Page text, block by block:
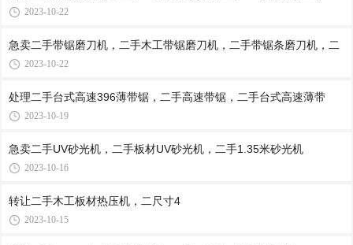
2023-10-22
急卖二手带锯磨刀机，二手木工带锯磨刀机，二手带锯条磨刀机，二
2023-10-22
处理二手台式高速396薄带锯，二手高速带锯，二手台式高速薄带
2023-10-19
急卖二手UV砂光机，二手板材UV砂光机，二手1.35米砂光机
2023-10-16
转让二‌‌手木工板材热压机，二尺寸4
2023-10-15